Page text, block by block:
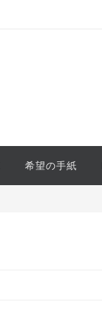
希望の手紙